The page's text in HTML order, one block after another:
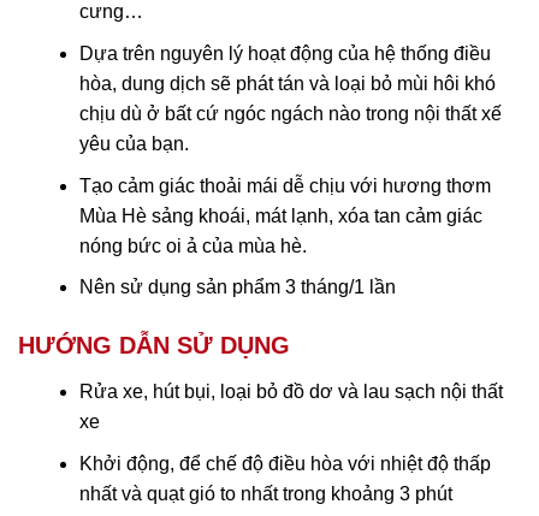
cưng…
Dựa trên nguyên lý hoạt động của hệ thống điều
hòa, dung dịch sẽ phát tán và loại bỏ mùi hôi khó
chịu dù ở bất cứ ngóc ngách nào trong nội thất xế
yêu của bạn.
Tạo cảm giác thoải mái dễ chịu với hương thơm
Mùa Hè sảng khoái, mát lạnh, xóa tan cảm giác
nóng bức oi ả của mùa hè.
Nên sử dụng sản phẩm 3 tháng/1 lần
HƯỚNG DẪN SỬ DỤNG
Rửa xe, hút bụi, loại bỏ đồ dơ và lau sạch nội thất
xe
Khởi động, để chế độ điều hòa với nhiệt độ thấp
nhất và quạt gió to nhất trong khoảng 3 phút